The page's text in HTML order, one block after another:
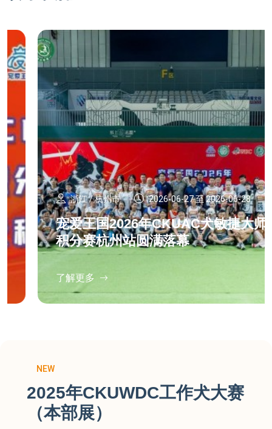
浙江 / 杭州市 2026-06-27 至 2026-06-28
宠爱王国2026年CKUAC犬敏捷大师
积分赛杭州站圆满落幕
了解更多
NEW
2025年CKUWDC工作犬大赛
（本部展）